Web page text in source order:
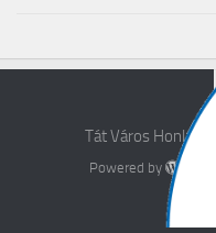
Tát Város
Powered by -